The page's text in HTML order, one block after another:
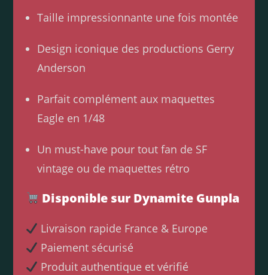
Taille impressionnante une fois montée
Design iconique des productions Gerry
Anderson
Parfait complément aux maquettes
Eagle en 1/48
Un must-have pour tout fan de SF
vintage ou de maquettes rétro
Disponible sur Dynamite Gunpla
Livraison rapide France & Europe
Paiement sécurisé
Produit authentique et vérifié